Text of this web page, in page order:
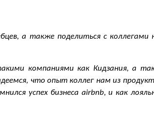
а также поделиться с
компаниями как Кидзания, а
что опыт коллег нам из
успех бизнеса airbnb, и как